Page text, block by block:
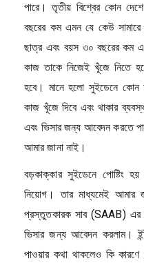
পারে। তৃতীয় বিশ্বের কোন
বছরের কম এমন যে কেউ
ছাত্র এবং বয়স ৩০ বছরের কম
কাজ তাকে নিজেই খূঁজে নিতে
হবে। মানে হলো সুইডেনে কোন
কাজ খূঁজে দিবে এবং থাকার
এবং ভিসার জন্য আবেদন করতে
আমার জানা নাই।
বড়কাক্কার সুইডেনে পোষ্টিং
নিয়োগ। তার মাধ্যমেই আমার
প্রস্তুতকারক সাব (SAAB) এর
ভিসার জন্য আবেদন করলাম।
পাওয়ার কথা থাকলেও কি